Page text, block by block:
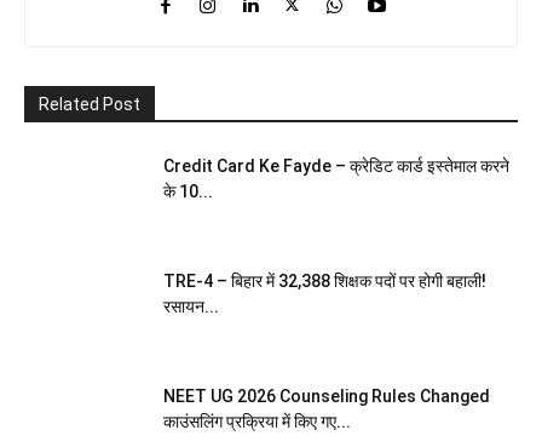
Related Post
Credit Card Ke Fayde – क्रेडिट कार्ड इस्तेमाल करने
के 10...
TRE-4 – बिहार में 32,388 शिक्षक पदों पर होगी बहाली!
रसायन...
NEET UG 2026 Counseling Rules Changed
काउंसलिंग प्रक्रिया में किए गए...